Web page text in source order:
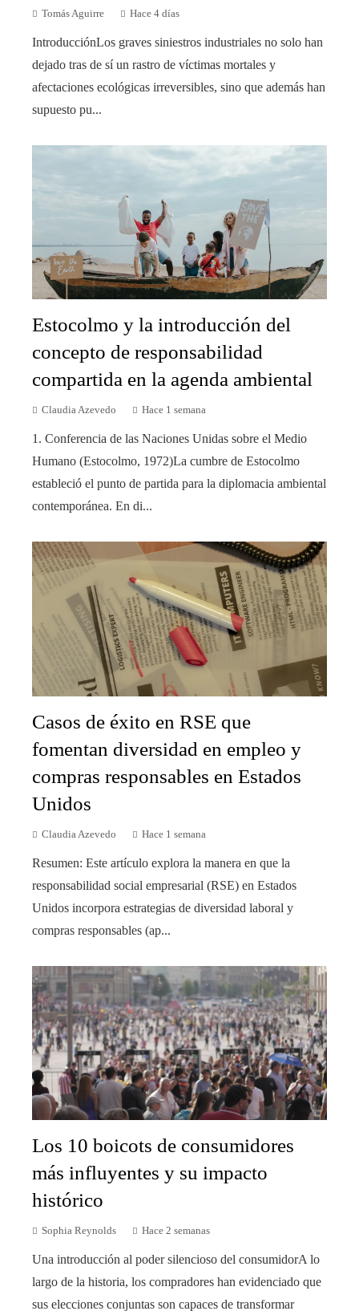
Tomás Aguirre Hace 4 días
IntroducciónLos graves siniestros industriales no solo han
dejado tras de sí un rastro de víctimas mortales y
afectaciones ecológicas irreversibles, sino que además han
supuesto pu...
Estocolmo y la introducción del
concepto de responsabilidad
compartida en la agenda ambiental
Claudia Azevedo Hace 1 semana
1. Conferencia de las Naciones Unidas sobre el Medio
Humano (Estocolmo, 1972)La cumbre de Estocolmo
estableció el punto de partida para la diplomacia ambiental
contemporánea. En di...
Casos de éxito en RSE que
fomentan diversidad en empleo y
compras responsables en Estados
Unidos
Claudia Azevedo Hace 1 semana
Resumen: Este artículo explora la manera en que la
responsabilidad social empresarial (RSE) en Estados
Unidos incorpora estrategias de diversidad laboral y
compras responsables (ap...
Los 10 boicots de consumidores
más influyentes y su impacto
histórico
Sophia Reynolds Hace 2 semanas
Una introducción al poder silencioso del consumidorA lo
largo de la historia, los compradores han evidenciado que
sus elecciones conjuntas son capaces de transformar